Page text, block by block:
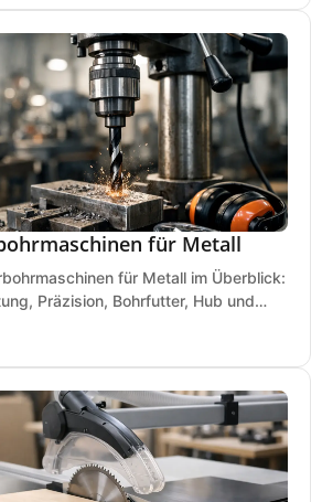
für Metall
für Metall im Überblick:
Präzision, Bohrfutter, Hub und